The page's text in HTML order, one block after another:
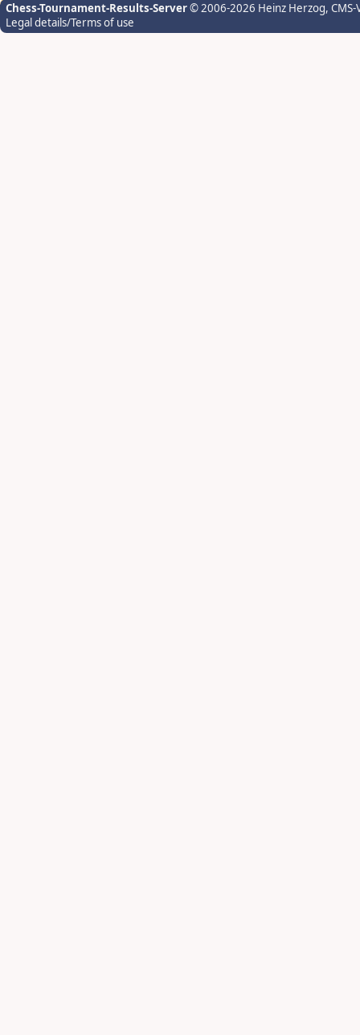
Chess-Tournament-Results-Server© 2006-2026 Heinz Herzog,
Legal details/Terms of use